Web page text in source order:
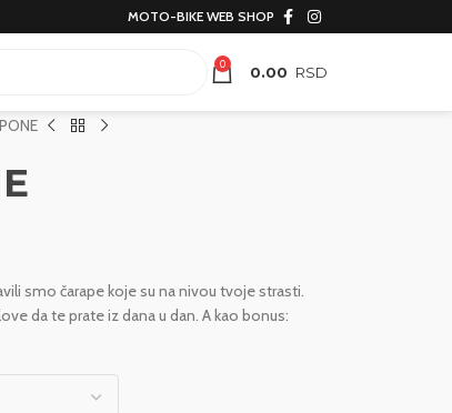
MOTO-BIKE WEB SHOP
0 0.00
smo čarape koje su na nivou tvoje strasti.
da te prate iz dana u dan. A kao bonus: